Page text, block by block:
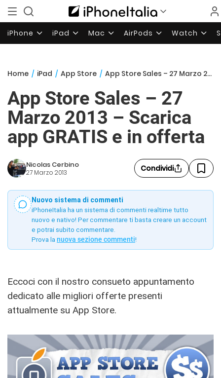
iPhone iPad Mac AirPods Watch
Home / iPad / App Store / App Store Sales – 27 Marzo 2013 – Scarica app GRATIS e in offerta
App Store Sales – 27
Marzo 2013 – Scarica
app GRATIS e in offerta
Nicolas Cerbino
27 Marzo 2013 Condividi
Nuovo sistema di commenti
iPhoneItalia ha un sistema di commenti realtime tutto
nuovo e nativo! Per commentare ti basta creare un account
e potrai subito commentare.
Prova la nuova sezione commenti!
Eccoci con il nostro consueto appuntamento
dedicato alle migliori offerte presenti
attualmente su App Store.